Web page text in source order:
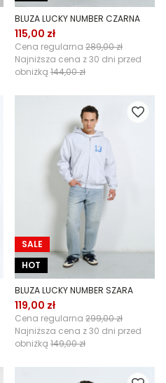
BLUZA LUCKY NUMBER CZARNA
115,00 zł
Cena regularna 289,00 zł
Najniższa cena z 30 dni przed
obniżką 144,00 zł
SALE
HOT
BLUZA LUCKY NUMBER SZARA
119,00 zł
Cena regularna 299,00 zł
Najniższa cena z 30 dni przed
obniżką 149,00 zł